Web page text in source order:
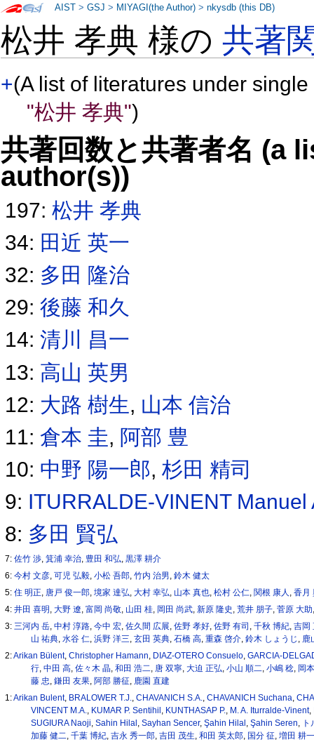
松井 孝典 様の共著
+(A list of literatures under
"松井 孝典")
共著回数と共著者名 (a
author(s))
197:松井 孝典
34: 田近 英一
32: 多田 隆治
29:後藤 和久
14:清川 昌一
13: 高山 英男
12: 大路 樹生, 山本 信治
11:倉本 圭, 阿部 豊
10: 中野 陽一郎,杉田 精司
9: ITURRALDE-VINENT Manuel
8: 多田 賢弘
7:佐竹 渉 ,箕浦 幸治 豊田 和弘 ,黒澤 耕介
6:今村 文彦,可児 弘毅,小松 吾郎,竹内 治男,鈴木 健太
5:住 明正, 唐戸 俊一郎,境家 達弘,大村 幸弘, 山本 真也,松村 公仁,関根 康人 ,香月
4:井田 喜明 ,大野 遼,富岡 尚敬, 山田 桂, 岡田 尚武,新原 隆史 ,荒井 朋子,菅原 大助
3:三河内 岳,中村 淳路,今中 宏,佐久間 広展,佐野 孝好,佐野 有司 ,千秋 博紀,吉岡
山 祐典, 水谷 仁, 浜野 洋三, 玄田 英典, 石橋 高, 重森 啓介, 鈴木 しょうじ , 鹿
2:Arikan Bülent,Christopher Hamann, DIAZ-OTERO Consuelo,GARCIA-
行, 中田 高, 佐々木 晶, 和田 浩二, 唐 双寧, 大迫 正弘, 小山 順二, 小嶋 稔, 岡
藤 忠, 鎌田 友果, 阿部 勝征, 鹿園 直建
1:Arikan Bulent, BRALOWER T.J.,CHAVANICH S.A.,CHAVANICH Suchana,
VINCENT M.A., KUMAR P. Sentihil , KUNTHASAP P., M. A. Iturralde-Vinent,
SUGIURA Naoji, Sahin Hilal , Sayhan Sencer, Şahin Hilal , Şahin Seren,
加藤 健二, 千葉 博紀, 吉永 秀一郎, 吉田 茂生, 和田 英太郎, 国分 征, 増田 耕一
AIST >GSJ > MIYAGI(the Author) >nkysdb (this DB)